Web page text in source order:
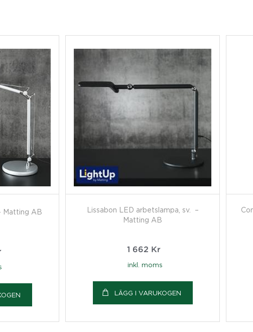
Matting AB
Lissabon LED arbetslampa, sv. –
Matting AB
1 662 Kr
inkl. moms
LÄGG I VARUKOGEN